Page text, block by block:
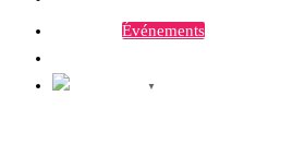
Événements
▼